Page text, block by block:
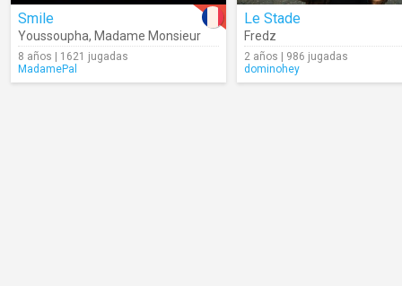
Smile
Youssoupha, Madame Monsieur
8 años | 1621 jugadas
MadamePal
Le Stade
Fredz
2 años | 986 jugadas
dominohey